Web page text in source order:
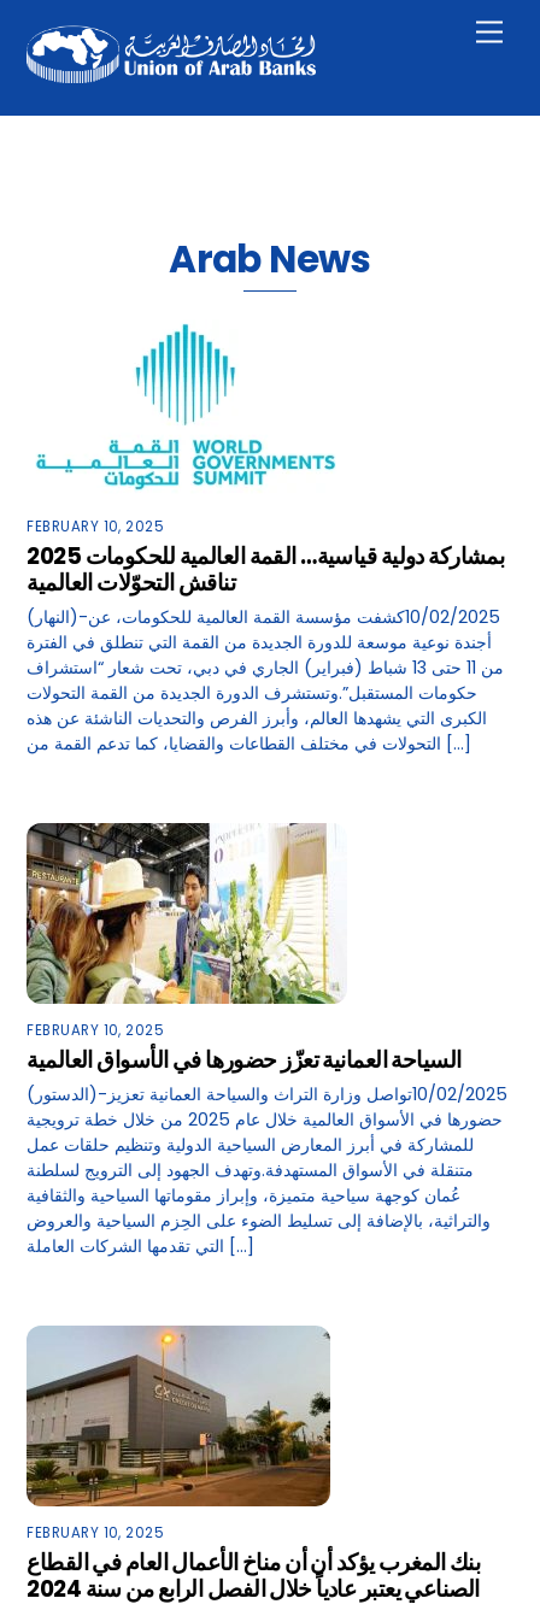
content
Arab News
FEBRUARY 10, 2025
بمشاركة دولية قياسية… القمة العالمية للحكومات 2025
تناقش التحوّلات العالمية
(النهار)-10/02/2025كشفت مؤسسة القمة العالمية للحكومات، عن
أجندة نوعية موسعة للدورة الجديدة من القمة التي تنطلق في الفترة
من 11 حتى 13 شباط (فبراير) الجاري في دبي، تحت شعار “استشراف
حكومات المستقبل”.وتستشرف الدورة الجديدة من القمة التحولات
الكبرى التي يشهدها العالم، وأبرز الفرص والتحديات الناشئة عن هذه
التحولات في مختلف القطاعات والقضايا، كما تدعم القمة من […]
FEBRUARY 10, 2025
السياحة العمانية تعزّز حضورها في الأسواق العالمية
(الدستور)-10/02/2025تواصل وزارة التراث والسياحة العمانية تعزيز
حضورها في الأسواق العالمية خلال عام 2025 من خلال خطة ترويجية
للمشاركة في أبرز المعارض السياحية الدولية وتنظيم حلقات عمل
متنقلة في الأسواق المستهدفة.وتهدف الجهود إلى الترويج لسلطنة
عُمان كوجهة سياحية متميزة، وإبراز مقوماتها السياحية والثقافية
والتراثية، بالإضافة إلى تسليط الضوء على الحِزم السياحية والعروض
التي تقدمها الشركات العاملة […]
FEBRUARY 10, 2025
بنك المغرب يؤكد أن أن مناخ الأعمال العام في القطاع
الصناعي يعتبر عادياً خلال الفصل الرابع من سنة 2024